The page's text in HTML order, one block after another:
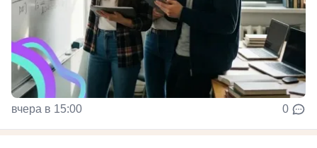
вчера в 15:00 0